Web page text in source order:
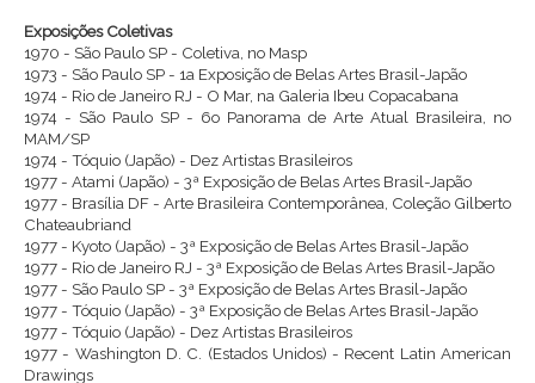
Exposições Coletivas
1970 - São Paulo SP - Coletiva, no Masp
1973 - São Paulo SP - 1a Exposição de Belas Artes Brasil-Japão
1974 - Rio de Janeiro RJ - O Mar, na Galeria Ibeu Copacabana
1974 - São Paulo SP - 6o Panorama de Arte Atual Brasileira, no
MAM/SP
1974 - Tóquio (Japão) - Dez Artistas Brasileiros
1977 - Atami (Japão) - 3ª Exposição de Belas Artes Brasil-Japão
1977 - Brasília DF - Arte Brasileira Contemporânea, Coleção Gilberto
Chateaubriand
1977 - Kyoto (Japão) - 3ª Exposição de Belas Artes Brasil-Japão
1977 - Rio de Janeiro RJ - 3ª Exposição de Belas Artes Brasil-Japão
1977 - São Paulo SP - 3ª Exposição de Belas Artes Brasil-Japão
1977 - Tóquio (Japão) - 3ª Exposição de Belas Artes Brasil-Japão
1977 - Tóquio (Japão) - Dez Artistas Brasileiros
1977 - Washington D. C. (Estados Unidos) - Recent Latin American
Drawings